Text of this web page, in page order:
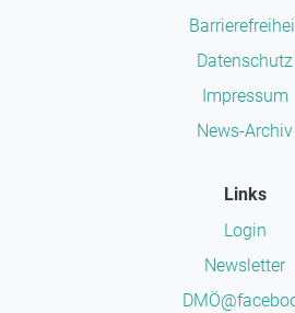
Datenschutz
Impressum
News-Archiv
Links
Login
Newsletter